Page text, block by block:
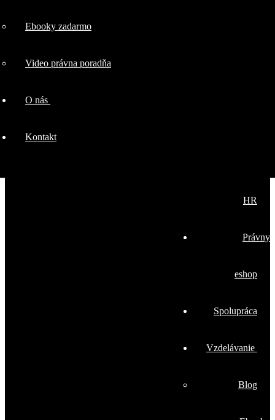
HR
Právny
eshop
Spolupráca
Vzdelávanie
Blog
Ebooky zadarmo
Video právna poradňa
O nás
Kontakt